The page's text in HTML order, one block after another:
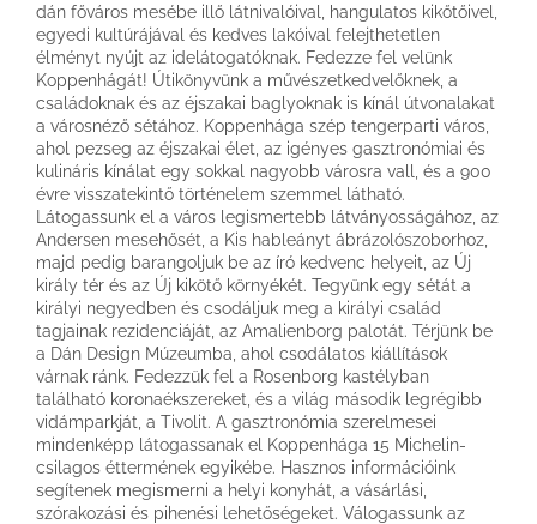
dán főváros mesébe illő látnivalóival, hangulatos kikőtőivel,
egyedi kultúrájával és kedves lakóival felejthetetlen
élményt nyújt az idelátogatóknak. Fedezze fel velünk
Koppenhágát! Útikönyvünk a művészetkedvelőknek, a
családoknak és az éjszakai baglyoknak is kínál útvonalakat
a városnéző sétához. Koppenhága szép tengerparti város,
ahol pezseg az éjszakai élet, az igényes gasztronómiai és
kulináris kínálat egy sokkal nagyobb városra vall, és a 900
évre visszatekintő történelem szemmel látható.
Látogassunk el a város legismertebb látványosságához, az
Andersen mesehősét, a Kis hableányt ábrázolószoborhoz,
majd pedig barangoljuk be az író kedvenc helyeit, az Új
király tér és az Új kikötő környékét. Tegyünk egy sétát a
királyi negyedben és csodáljuk meg a királyi család
tagjainak rezidenciáját, az Amalienborg palotát. Térjünk be
a Dán Design Múzeumba, ahol csodálatos kiállítások
várnak ránk. Fedezzük fel a Rosenborg kastélyban
található koronaékszereket, és a világ második legrégibb
vidámparkját, a Tivolit. A gasztronómia szerelmesei
mindenképp látogassanak el Koppenhága 15 Michelin-
csilagos éttermének egyikébe. Hasznos információink
segítenek megismerni a helyi konyhát, a vásárlási,
szórakozási és pihenési lehetőségeket. Válogassunk az